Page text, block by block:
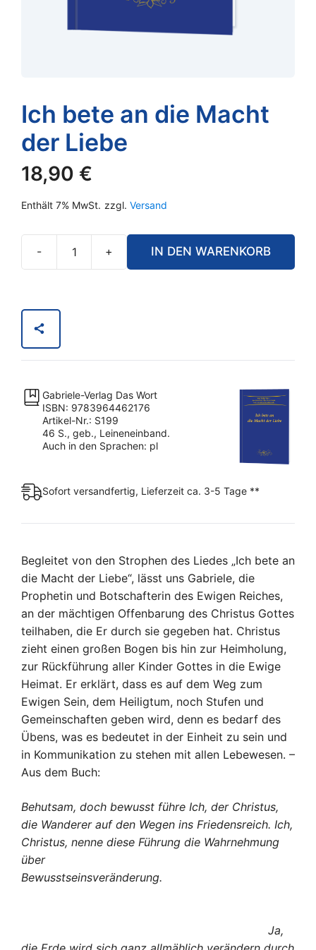
Ich bete an die Macht
der Liebe
18,90 €
Enthält 7% MwSt. zzgl. Versand
-
Liebe
+ IN DEN WARENKORB
Gabriele-Verlag Das Wort
ISBN: 9783964462176
Artikel-Nr.: S199
46 S., geb., Leineneinband.
Auch in den Sprachen: pl
Sofort versandfertig, Lieferzeit ca. 3-5 Tage **
Begleitet von den Strophen des Liedes „Ich bete an
die Macht der Liebe“, lässt uns Gabriele, die
Prophetin und Botschafterin des Ewigen Reiches,
an der mächtigen Offenbarung des Christus Gottes
teilhaben, die Er durch sie gegeben hat. Christus
zieht einen großen Bogen bis hin zur Heimholung,
zur Rückführung aller Kinder Gottes in die Ewige
Heimat. Er erklärt, dass es auf dem Weg zum
Ewigen Sein, dem Heiligtum, noch Stufen und
Gemeinschaften geben wird, denn es bedarf des
Übens, was es bedeutet in der Einheit zu sein und
in Kommunikation zu stehen mit allen Lebewesen. –
Aus dem Buch:
Behutsam, doch bewusst führe Ich, der Christus,
die Wanderer auf den Wegen ins Friedensreich. Ich,
Christus, nenne diese Führung die Wahrnehmung
über
Bewusstseinsveränderung.
Ja,